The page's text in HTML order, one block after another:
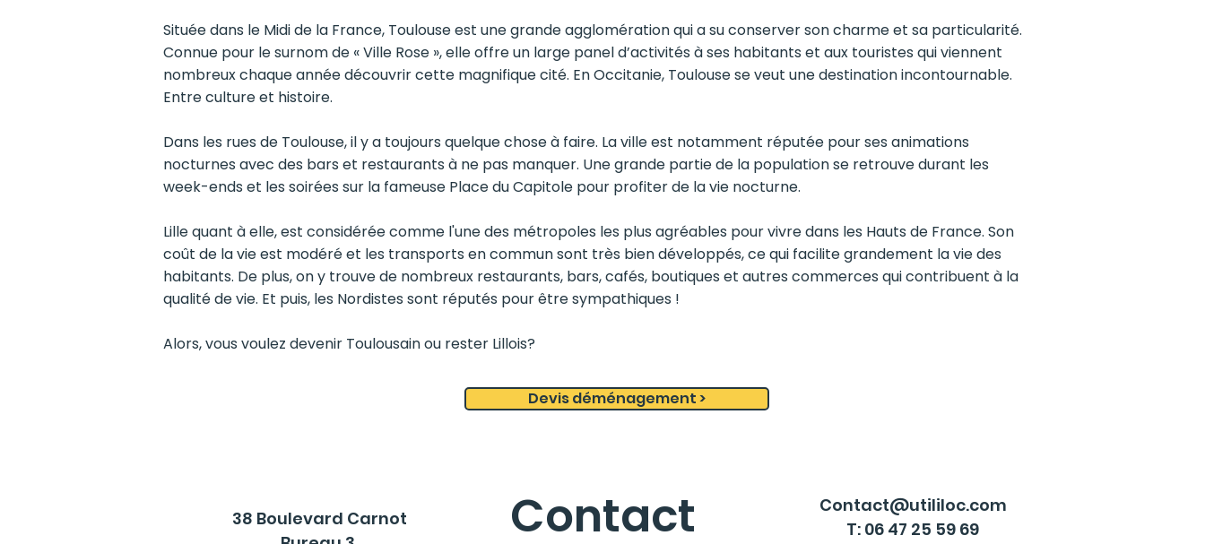
Située dans le Midi de la France, Toulouse est une grande agglomération qui a su conserver son charme et sa particularité.
Connue pour le surnom de « Ville Rose », elle offre un large panel d’activités à ses habitants et aux touristes qui viennent
nombreux chaque année découvrir cette magnifique cité. En Occitanie, Toulouse se veut une destination incontournable.
Entre culture et histoire.
Dans les rues de Toulouse, il y a toujours quelque chose à faire. La ville est notamment réputée pour ses animations
nocturnes avec des bars et restaurants à ne pas manquer. Une grande partie de la population se retrouve durant les
week-ends et les soirées sur la fameuse Place du Capitole pour profiter de la vie nocturne.
Lille quant à elle, est considérée comme l'une des métropoles les plus agréables pour vivre dans les Hauts de France. Son
coût de la vie est modéré et les transports en commun sont très bien développés, ce qui facilite grandement la vie des
habitants. De plus, on y trouve de nombreux restaurants, bars, cafés, boutiques et autres commerces qui contribuent à la
qualité de vie. Et puis, les Nordistes sont réputés pour être sympathiques !
Alors, vous voulez devenir Toulousain ou rester Lillois?
Devis déménagement >
38 Boulevard Carnot
Contact
Contact@utililoc.com
T: 06 47 25 59 69